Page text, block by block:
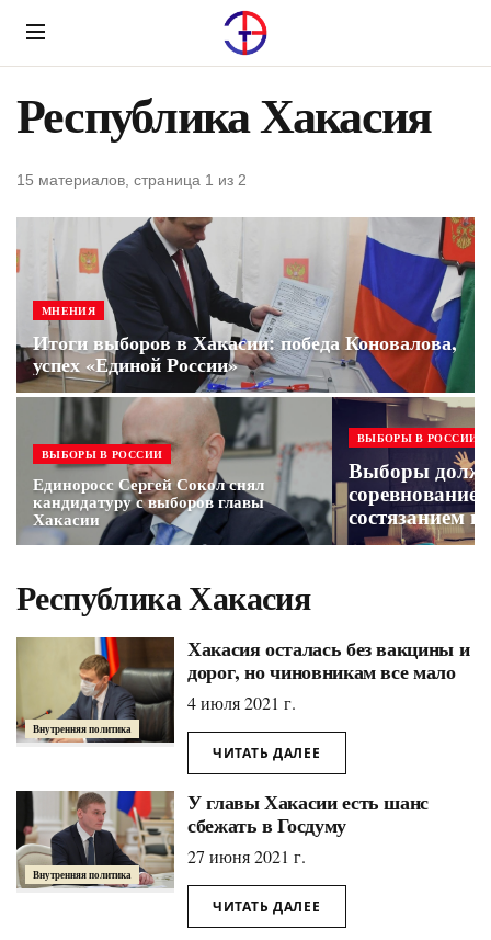
Menu
Республика Хакасия
15 материалов, страница 1 из 2
МНЕНИЯ
Итоги выборов в Хакасии: победа Коновалова,
успех «Единой России»
ВЫБОРЫ В РОССИИ
Единоросс Сергей Сокол снял
кандидатуру с выборов главы
Хакасии
ВЫБОРЫ В РОССИИ
Выборы
состязанием
баннеров и
Республика Хакасия
Внутренняя политика
Хакасия осталась без вакцины и
дорог, но чиновникам все мало
4 июля 2021 г.
ЧИТАТЬ ДАЛЕЕ
Внутренняя политика
У главы Хакасии есть шанс
сбежать в Госдуму
27 июня 2021 г.
ЧИТАТЬ ДАЛЕЕ